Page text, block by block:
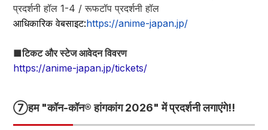
प्रदर्शनी हॉल 1-4 / रूफटॉप प्रदर्शनी हॉल
आधिकारिक वेबसाइट:https://anime-japan.jp/
■टिकट और स्टेज आवेदन विवरण
https://anime-japan.jp/tickets/
⑦हम "कॉन-कॉन® हांगकांग 2026" में प्रदर्शनी लगाएंगे!!